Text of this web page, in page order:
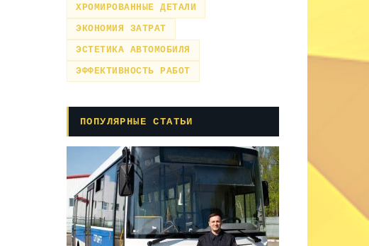
ХРОМИРОВАННЫЕ ДЕТАЛИ
ЭКОНОМИЯ ЗАТРАТ
ЭСТЕТИКА АВТОМОБИЛЯ
ЭФФЕКТИВНОСТЬ РАБОТ
ПОПУЛЯРНЫЕ СТАТЬИ